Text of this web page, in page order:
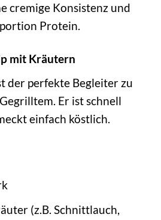
cremige Konsistenz und
Protein.
mit Kräutern
der perfekte Begleiter zu
Er ist schnell
einfach köstlich.
(z.B. Schnittlauch,